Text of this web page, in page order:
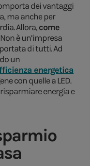
dei vantaggi
ma anche per
Allora,come
è un’impresa
di tutti. Ad
un
energetica
con quelle a LED.
energia e